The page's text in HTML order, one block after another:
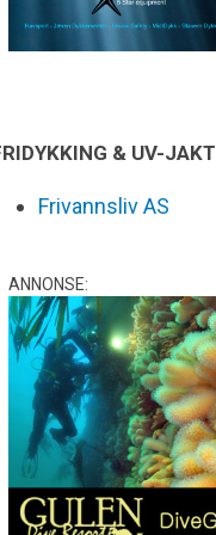
& UV-JAKT
Frivannsliv AS
ANNONSE: